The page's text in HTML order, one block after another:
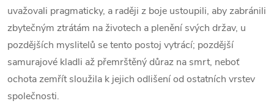
uvažovali pragmaticky, a raději z boje ustoupili, aby zabránili
zbytečným ztrátám na životech a plenění svých držav, u
pozdějších myslitelů se tento postoj vytrácí; pozdější
samurajové kladli až přemrštěný důraz na smrt, neboť
ochota zemřít sloužila k jejich odlišení od ostatních vrstev
společnosti.